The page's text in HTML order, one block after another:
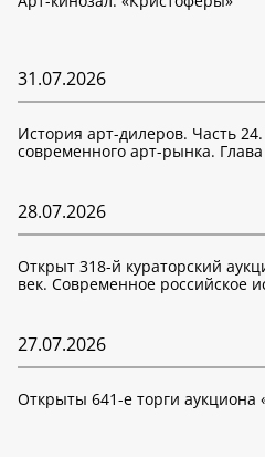
31.07.2026
История арт-дилеров. Часть
современного арт-рынка.
28.07.2026
Открыт 318-й кураторский
век. Современное российское
27.07.2026
Открыты 641-е торги аукциона